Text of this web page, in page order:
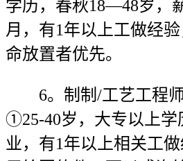
学历，春秋18—48岁，
月，有1年以上工做经
命放置者优先。
6。制制/工艺工程师
①25-40岁，大专以上学
业，有1年以上相关工